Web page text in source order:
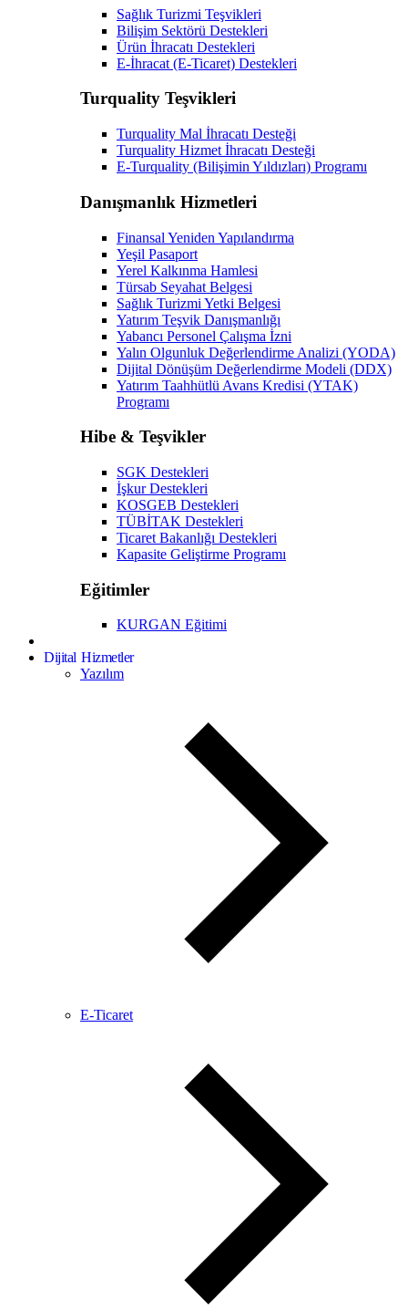
Sağlık Turizmi Teşvikleri
Bilişim Sektörü Destekleri
Ürün İhracatı Destekleri
E-İhracat (E-Ticaret) Destekleri
Turquality Teşvikleri
Turquality Mal İhracatı Desteği
Turquality Hizmet İhracatı Desteği
E-Turquality (Bilişimin Yıldızları) Programı
Danışmanlık Hizmetleri
Finansal Yeniden Yapılandırma
Yeşil Pasaport
Yerel Kalkınma Hamlesi
Türsab Seyahat Belgesi
Sağlık Turizmi Yetki Belgesi
Yatırım Teşvik Danışmanlığı
Yabancı Personel Çalışma İzni
Yalın Olgunluk Değerlendirme Analizi (YODA)
Dijital Dönüşüm Değerlendirme Modeli (DDX)
Yatırım Taahhütlü Avans Kredisi (YTAK)
Programı
Hibe & Teşvikler
SGK Destekleri
İşkur Destekleri
KOSGEB Destekleri
TÜBİTAK Destekleri
Ticaret Bakanlığı Destekleri
Kapasite Geliştirme Programı
Eğitimler
KURGAN Eğitimi
Dijital Hizmetler
Yazılım
E-Ticaret